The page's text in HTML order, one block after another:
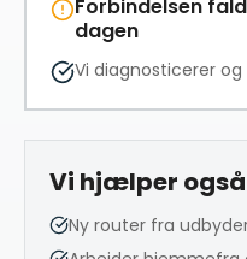
Forbindelsen
dagen
Vi diagnosticerer
Vi hjælper
Ny router fra